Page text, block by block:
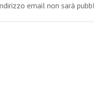
email non sarà